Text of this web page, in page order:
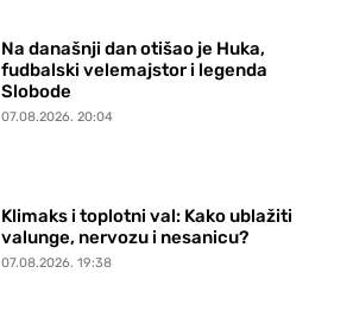
Na današnji dan otišao je Huka,
fudbalski velemajstor i legenda
Slobode
07.08.2026. 20:04
Klimaks i toplotni val: Kako ublažiti
valunge, nervozu i nesanicu?
07.08.2026. 19:38